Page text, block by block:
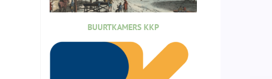
BUURTKAMERS KKP